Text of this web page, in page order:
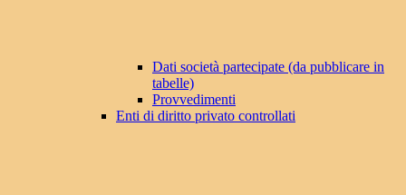
Dati società partecipate (da pubblicare in
tabelle)
Provvedimenti
Enti di diritto privato controllati